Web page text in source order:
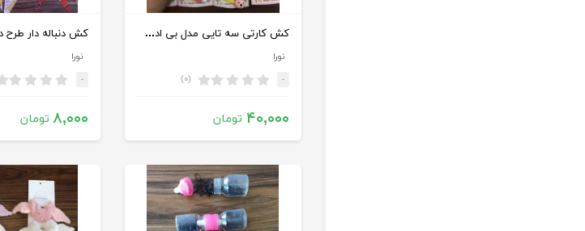
کش کارتی سه تایی مدل بی ادب کد:1000744
نورا
- (۰)
۴۰,۰۰۰ تومان
نورا
-
۸,۰۰۰ تومان